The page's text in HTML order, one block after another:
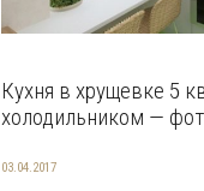
Кухня в хрущевке 5
холодильником —
03.04.2017